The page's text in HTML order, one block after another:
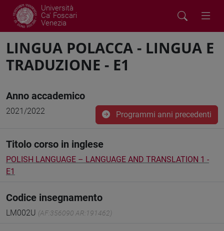
Università
Ca' Foscari
Venezia
LINGUA POLACCA - LINGUA E
TRADUZIONE - E1
Anno accademico
2021/2022 Programmi anni precedenti
Titolo corso in inglese
POLISH LANGUAGE – LANGUAGE AND TRANSLATION 1 -
E1
Codice insegnamento
LM002U (AF:356090 AR:191462)